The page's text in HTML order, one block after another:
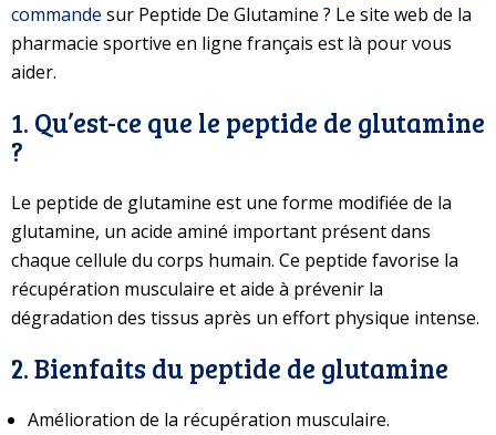
commande sur Peptide De Glutamine ? Le site web de la
pharmacie sportive en ligne français est là pour vous
aider.
1. Qu’est-ce que le peptide de glutamine
?
Le peptide de glutamine est une forme modifiée de la
glutamine, un acide aminé important présent dans
chaque cellule du corps humain. Ce peptide favorise la
récupération musculaire et aide à prévenir la
dégradation des tissus après un effort physique intense.
2. Bienfaits du peptide de glutamine
Amélioration de la récupération musculaire.